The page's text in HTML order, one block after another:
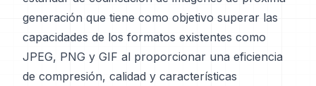
generación que tiene como objetivo superar las
capacidades de los formatos existentes como
JPEG, PNG y GIF al proporcionar una eficiencia
de compresión, calidad y características